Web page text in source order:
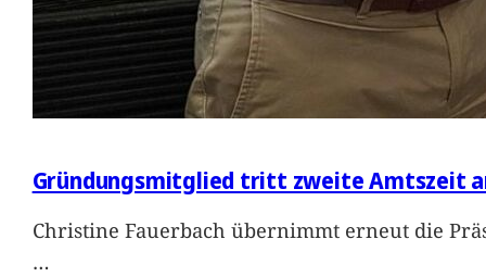
Gründungsmitglied tritt zweite Amtszeit
Christine Fauerbach übernimmt erneut die
…